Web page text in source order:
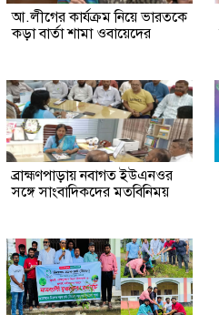
আ.লীগের কার্যক্রম নিয়ে ভারতকে
কড়া বার্তা শামা ওবায়েদের
ব্রাহ্মণপাড়ায় নবাগত ইউএনওর
সঙ্গে সাংবাদিকদের মতবিনিময়